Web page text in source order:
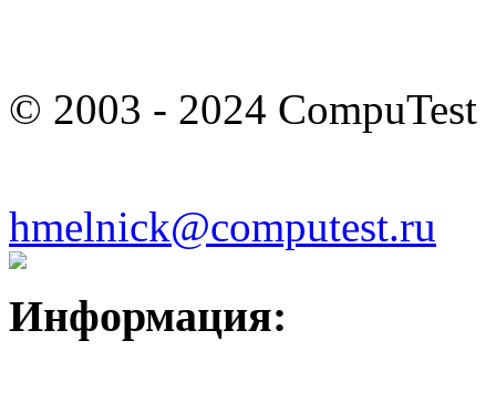
© 2003 - 2024 CompuTest
hmelnick@computest.ru
Информация: